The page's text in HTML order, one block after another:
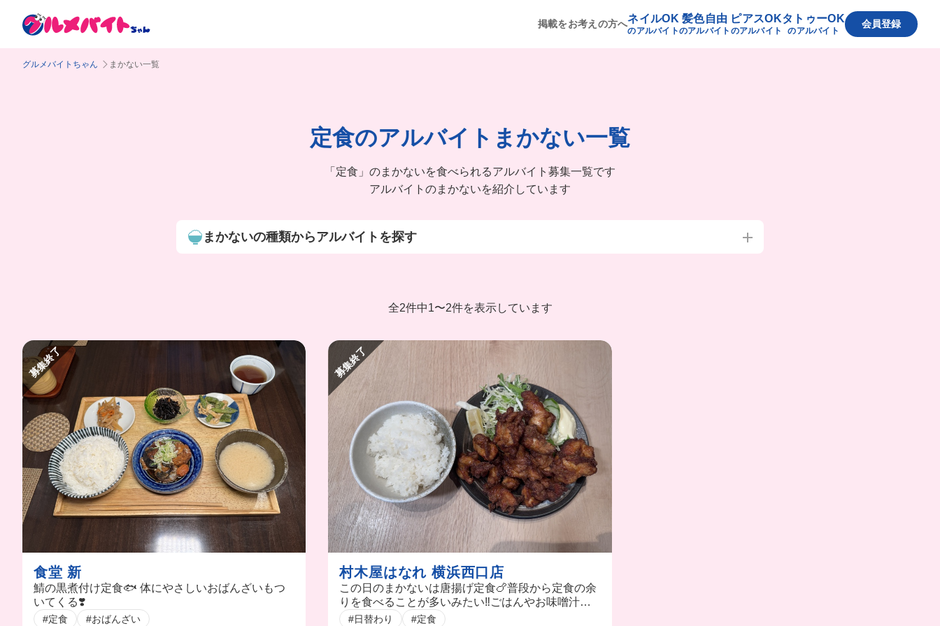
掲載をお考えの方へネイルOK
のアルバイト
髪色自由
のアルバイト
ピアスOK
のアルバイト
タトゥーOK
のアルバイト
会員登録
グルメバイトちゃん まかない一覧
定食のアルバイトまかない一覧
「定食」のまかないを食べられるアルバイト募集一覧です
アルバイトのまかないを紹介しています
まかないの種類からアルバイトを探す
全2件中1〜2件を表示しています
募集終了
食堂 新
鯖の黒煮付け定食🐟 体にやさしいおばんざいもつ
いてくる❣️
#定食 #おばんざい
募集終了
村木屋はなれ 横浜西口店
この日のまかないは唐揚げ定食🍗普段から定食の余
りを食べることが多いみたい‼️ごはんやお味噌汁を
自分でよそえるから好きな量を食べられてうれしい
#日替わり #定食